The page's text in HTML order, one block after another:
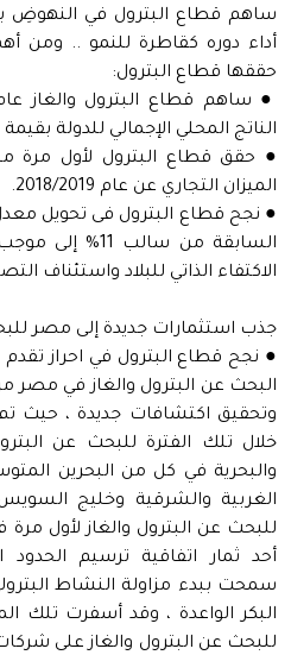
ساهم قطاع البترول في النهوضِ
أداء دوره كقاطرة للنمو .. ومن
حققها قطاع البترول:
الناتج المحلي الإجمالي للدولة بقيمة 1.4 تريليون جنيه.
● حقق قطاع البترول لأول مرة
الميزان التجاري عن عام 2018/2019.
● نجح قطاع البترول فى تحويل معدل
الاكتفاء الذاتي للبلاد واستئناف
جذب استثمارات جديدة إلى مصر
● نجح قطاع البترول في احراز تقدم
البحث عن البترول والغاز في مصر
خلال تلك الفترة للبحث عن
والبحرية في كل من البحرين
الغربية والشرقية وخليج
للبحث عن البترول والغاز لأول
أحد ثمار اتفاقية ترسيم الحدود
سمحت ببدء مزاولة النشاط
للبحث عن البترول والغاز على